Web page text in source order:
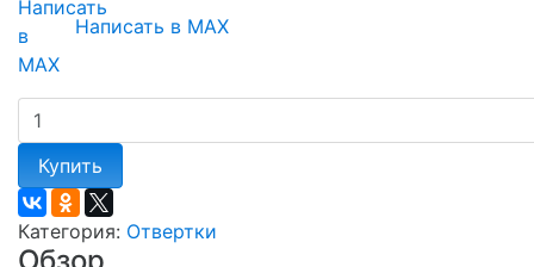
Написать в MAX
Купить
Категория: Отвертки